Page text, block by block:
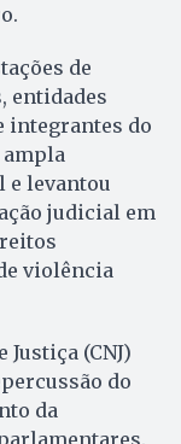
de
entidades
integrantes do
ampla
e levantou
judicial em
violência
(CNJ)
do
da